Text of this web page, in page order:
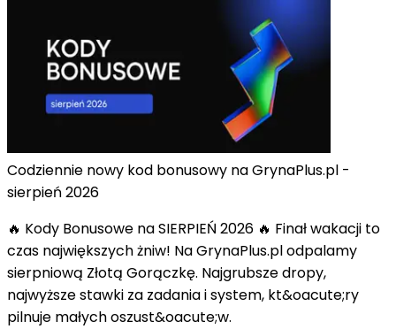
Codziennie nowy kod bonusowy na GrynaPlus.pl -
sierpień 2026
🔥 Kody Bonusowe na SIERPIEŃ 2026 🔥 Finał wakacji to
czas największych żniw! Na GrynaPlus.pl odpalamy
sierpniową Złotą Gorączkę. Najgrubsze dropy,
najwyższe stawki za zadania i system, kt&oacute;ry
pilnuje małych oszust&oacute;w.